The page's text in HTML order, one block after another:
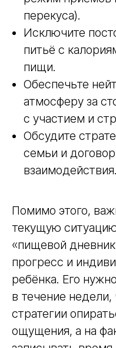
перекуса).
Исключите
питьё с
пищи.
Обеспечьте
атмосферу за
с участием и
Обсудите
семьи и
взаимодействия.
Помимо этого,
текущую
«пищевой
прогресс и
ребёнка. Его
в течение
стратегии
ощущения, а на
Практический онлайн-
Работа с
пищевого
у ребенка с РАС
Получите стратегии
помогать ребенку и семье
на экспертном уровне!
Подробнее